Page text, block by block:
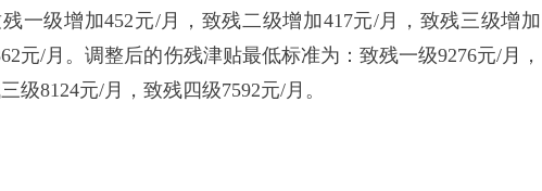
一级增加452元/月，致残二级增加417元/月，致残三级增加
元/月。调整后的伤残津贴最低标准为：致残一级9276元/月，
级8124元/月，致残四级7592元/月。